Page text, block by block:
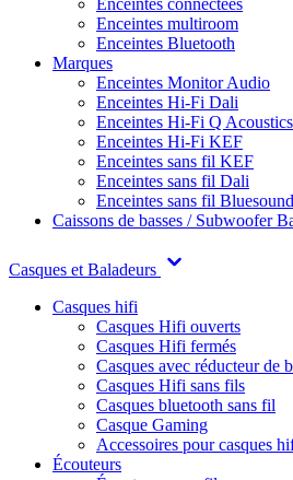
Enceintes connectées
Enceintes multiroom
Enceintes Bluetooth
Marques
Enceintes Monitor Audio
Enceintes Hi-Fi Dali
Enceintes Hi-Fi Q Acoustics
Enceintes Hi-Fi KEF
Enceintes sans fil KEF
Enceintes sans fil Dali
Enceintes sans fil Bluesound
Caissons de basses / Subwoofer
Casques et Baladeurs
Casques hifi
Casques Hifi ouverts
Casques Hifi fermés
Casques avec réducteur de
Casques Hifi sans fils
Casques bluetooth sans fil
Casque Gaming
Accessoires pour casques
Écouteurs